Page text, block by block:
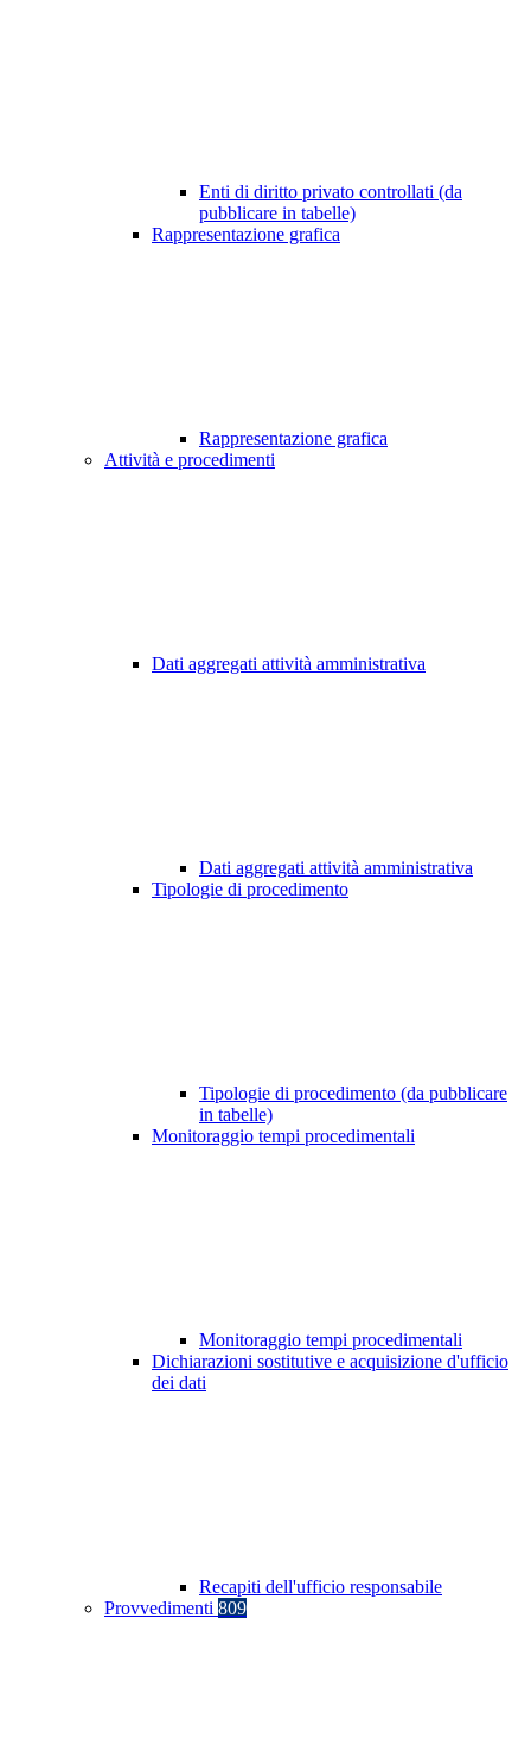
Enti di diritto privato controllati (da
pubblicare in tabelle)
Rappresentazione grafica
Rappresentazione grafica
Attività e procedimenti
Dati aggregati attività amministrativa
Dati aggregati attività amministrativa
Tipologie di procedimento
Tipologie di procedimento (da pubblicare
in tabelle)
Monitoraggio tempi procedimentali
Monitoraggio tempi procedimentali
Dichiarazioni sostitutive e acquisizione d'ufficio
dei dati
Recapiti dell'ufficio responsabile
Provvedimenti 809